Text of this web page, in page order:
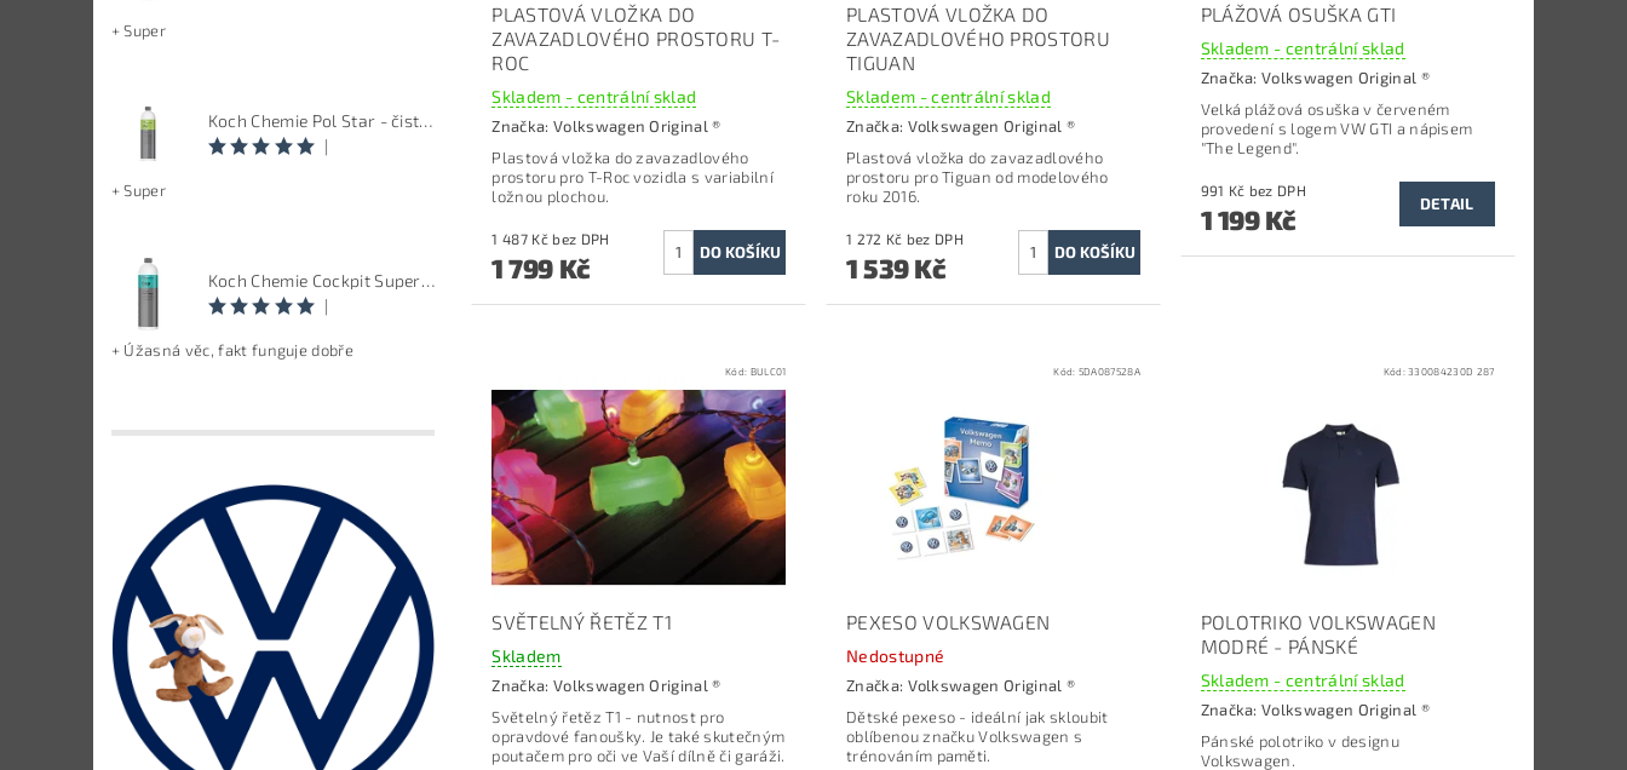
+ Super
Koch Chemie Pol Star - čistič kůže, textilu a alcantary, objem 1 L
|
+ Super
Koch Chemie Cockpit Super Pflege - ošetření vnitřních plastů, objem: 1 L
|
+ Úžasná věc, fakt funguje dobře
PLASTOVÁ VLOŽKA DO
ZAVAZADLOVÉHO PROSTORU T-
ROC
Skladem - centrální sklad
Značka: Volkswagen Original ®
Plastová vložka do zavazadlového
prostoru pro T-Roc vozidla s variabilní
ložnou plochou.
1 487 Kč bez DPH
1 799 Kč
PLASTOVÁ VLOŽKA DO
ZAVAZADLOVÉHO PROSTORU
TIGUAN
Skladem - centrální sklad
Značka: Volkswagen Original ®
Plastová vložka do zavazadlového
prostoru pro Tiguan od modelového
roku 2016.
1 272 Kč bez DPH
1 539 Kč
PLÁŽOVÁ OSUŠKA GTI
Skladem - centrální sklad
Značka:Volkswagen Original ®
Velká plážová osuška v červeném
provedení s logem VW GTI a nápisem
"The Legend".
991 Kč bez DPH
1 199 Kč DETAIL
Kód: BULC01
SVĚTELNÝ ŘETĚZ T1
Skladem
Značka: Volkswagen Original ®
Světelný řetěz T1 - nutnost pro
opravdové fanoušky. Je také skutečným
poutačem pro oči ve Vaší dílně či garáži.
Kód: 5DA087528A
PEXESO VOLKSWAGEN
Nedostupné
Značka: Volkswagen Original ®
Dětské pexeso - ideální jak skloubit
oblíbenou značku Volkswagen s
trénováním paměti.
Kód:330084230D 287
POLOTRIKO VOLKSWAGEN
MODRÉ - PÁNSKÉ
Skladem - centrální sklad
Značka:Volkswagen Original ®
Pánské polotriko v designu
Volkswagen.